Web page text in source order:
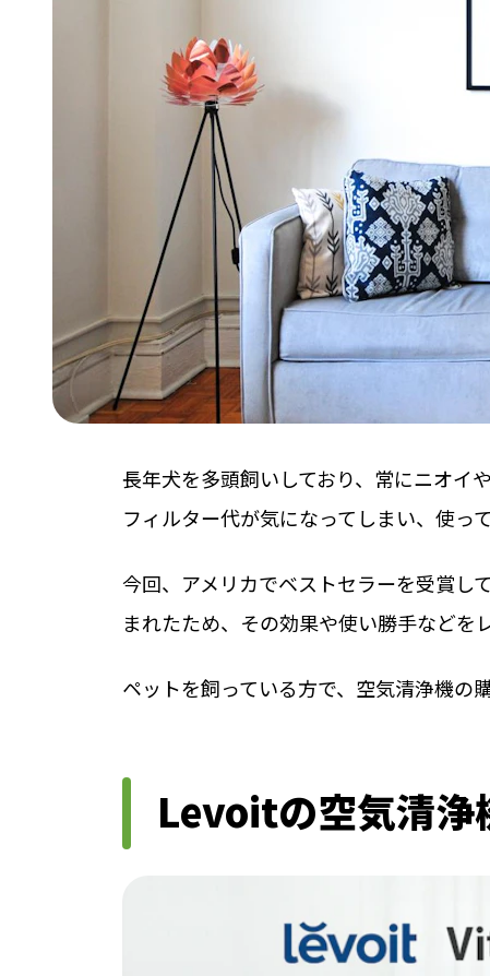
長年犬を多頭飼いしており、常にニオイ
フィルター代が気になってしまい、使っ
今回、アメリカでベストセラーを受賞し
まれたため、その効果や使い勝手などを
ペットを飼っている方で、空気清浄機の
Levoitの空気清浄